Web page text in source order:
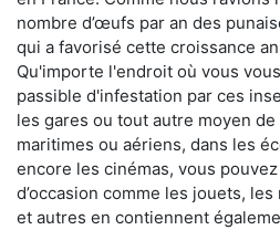
nombre d’œufs par an des
qui a favorisé cette croissance
Qu'importe l'endroit où vous
passible d'infestation par ces
les gares ou tout autre moyen
maritimes ou aériens, dans les
encore les cinémas, vous
d’occasion comme les jouets,
et autres en contiennent